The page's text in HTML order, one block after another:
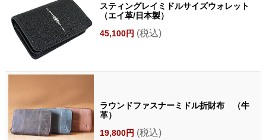
スティングレイミドルサイズウォレット
（エイ革/日本製）
45,100円 (税込)
ラウンドファスナーミドル折財布 （牛
革）
19,800円 (税込)